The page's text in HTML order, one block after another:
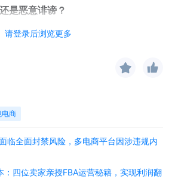
请登录后浏览更多
是恶意诽谤？
向被告免费提供其标志性产品TALOS
等解决方案。
的12分钟视频以“TALOS被扔进燃烧
品为“一堆垃圾”，并罗列电缆松
诚实”，但Vulcan指出视频中存在大量
电商
临全面封禁风险，多电商平台因涉违规内
：四位卖家亲授FBA运营秘籍，实现利润翻